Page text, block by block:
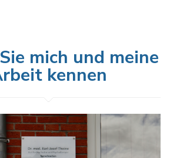
Arbeit kennen.
mich und meine
kennen